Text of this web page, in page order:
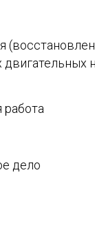
двигательных
работа
дело